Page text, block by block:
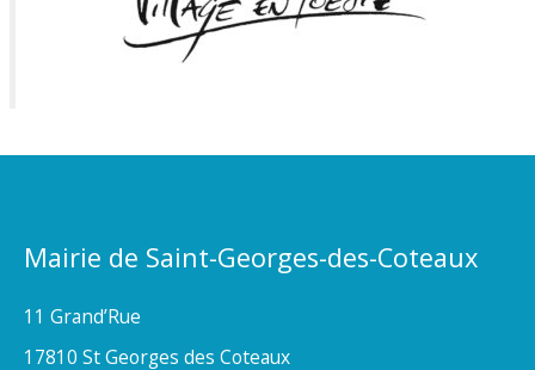
Mairie de Saint-Georges-des-Coteaux
11 Grand’Rue
17810 St Georges des Coteaux